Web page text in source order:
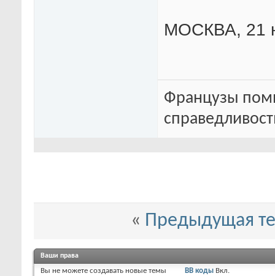
МОСКВА, 21
Французы
« Предыдущая
Ваши права
Вы не можете создавать новые темы
BB коды Вкл.